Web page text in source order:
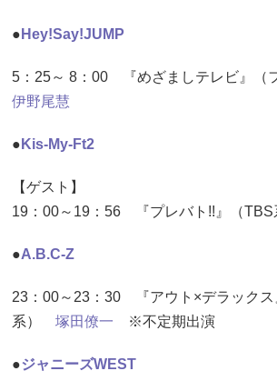
● Hey!Say!JUMP
5：25～ 8：00 『めざましテレビ』（
伊野尾慧
● Kis-My-Ft2
【ゲスト】
19：00～19：56 『プレバト!!』（
●A.B.C-Z
23：00～23：30 『アウト×デラックス
系） 塚田僚一 ※不定期出演
●ジャニーズWEST